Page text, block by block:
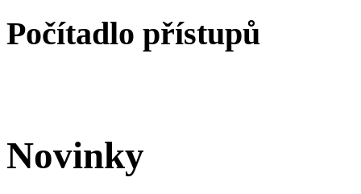
Počítadlo přístupů
Novinky